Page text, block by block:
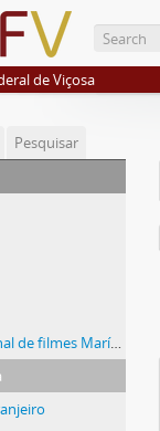
de Viçosa
Pesquisar
10º Festival Internacional de filmes Marítimos e Exploração